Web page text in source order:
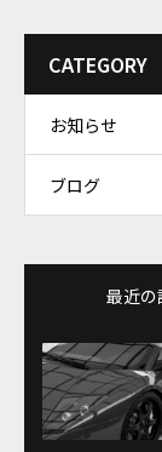
CATEGORY
お知らせ
ブログ
最近の